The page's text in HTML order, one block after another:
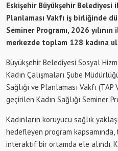
Eskişehir Büyükşehir Belediyesi
Planlaması Vakfı iş birliğinde
Seminer Programı, 2026
merkezde toplam 128 kadına
Büyükşehir Belediyesi Sosyal
Kadın Çalışmaları Şube
Sağlığı ve Planlaması Vakfı
geçirilen Kadın Sağlığı Seminer
Kadınların koruyucu sağlık
hedefleyen program kapsamında,
interaktif bir ortamda ele alındı.